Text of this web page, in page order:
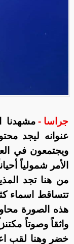
جراسا -
عنوانه ليجد
ويجتمعون في
الأمر شمولياً
من هنا تجد
تتساقط اسماء
هذه الصورة
واثقاً وصوتاً
خضر وهنا لقب